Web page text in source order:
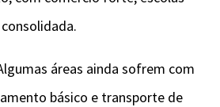
áreas ainda sofrem com
básico e transporte de